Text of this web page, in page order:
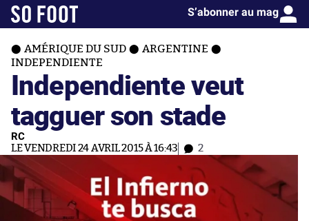
S’abonner au mag
AMÉRIQUE DU SUD
ARGENTINE
INDEPENDIENTE
Independiente veut
tagguer son stade
RC
LE VENDREDI 24 AVRIL 2015 À 16:43 2